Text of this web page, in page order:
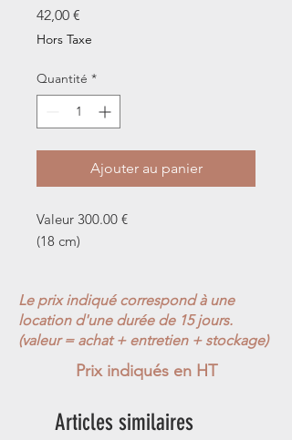
42,00 €
Hors Taxe
Quantité *
Ajouter au panier
Valeur 300.00 €
(18 cm)
Le prix indiqué correspond à une
location d'une durée de 15 jours.
(valeur = achat + entretien + stockage)
Prix indiqués en HT
Articles similaires